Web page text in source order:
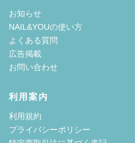
お知らせ
NAIL&YOUの使い方
よくある質問
広告掲載
お問い合わせ
利用案内
利用規約
プライバシーポリシー